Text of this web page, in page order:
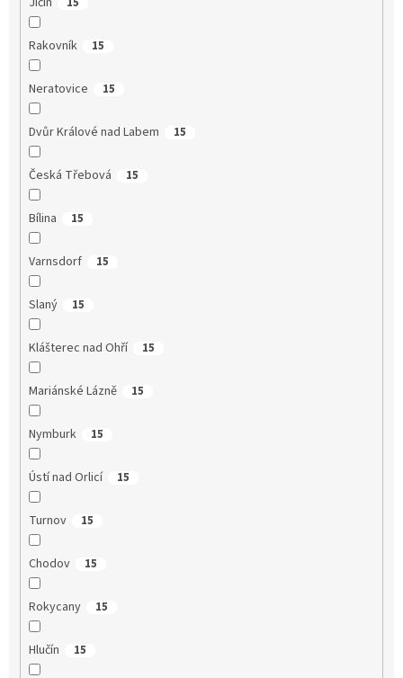
Rakovník 15
Neratovice 15
Dvůr Králové nad Labem 15
Česká Třebová 15
Bílina 15
Varnsdorf 15
Slaný 15
Klášterec nad Ohří 15
Mariánské Lázně 15
Nymburk 15
Ústí nad Orlicí 15
Turnov 15
Chodov 15
Rokycany 15
Hlučín 15